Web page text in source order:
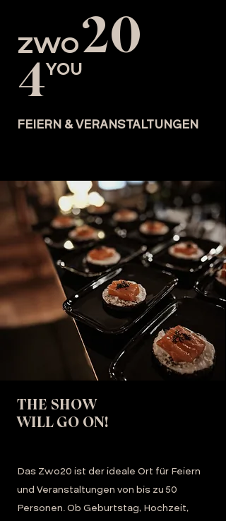
20
ZWO
4YOU
FEIERN & VERANSTALTUNGEN
THE SHOW
WILL GO ON!
Das Zwo20 ist der ideale Ort für Feiern
und Veranstaltungen von bis zu 50
Personen. Ob Geburtstag, Hochzeit,